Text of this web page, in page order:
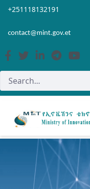
Skip to Main Content
Open Accessibility Menu
+251118132191
contact@mint.gov.et